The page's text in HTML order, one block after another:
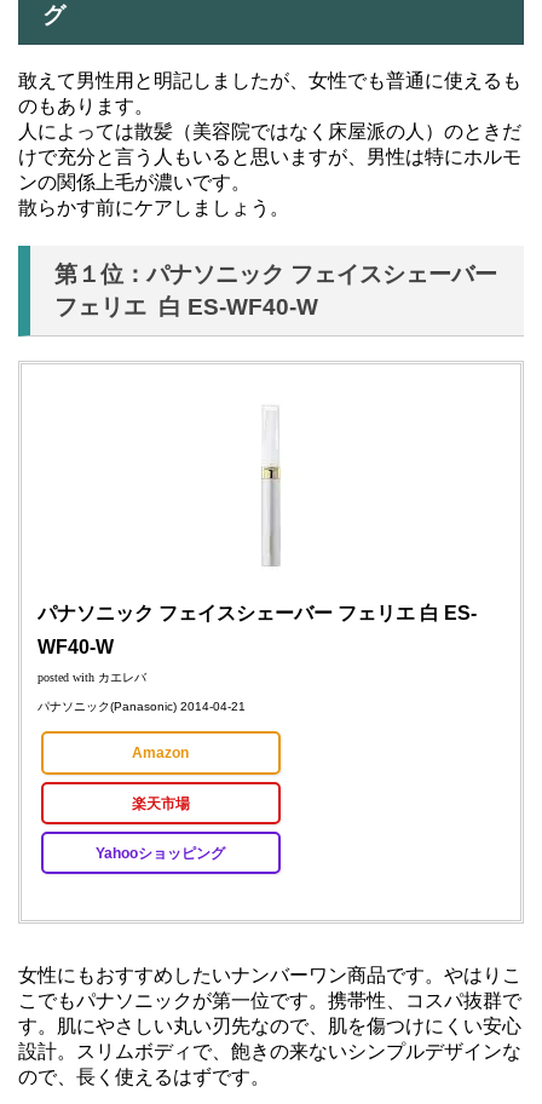
グ
敢えて男性用と明記しましたが、女性でも普通に使えるも
のもあります。
人によっては散髪（美容院ではなく床屋派の人）のときだ
けで充分と言う人もいると思いますが、男性は特にホルモ
ンの関係上毛が濃いです。
散らかす前にケアしましょう。
第１位：パナソニック フェイスシェーバー
フェリエ 白 ES-WF40-W
パナソニック フェイスシェーバー フェリエ 白 ES-
WF40-W
posted with カエレバ
パナソニック(Panasonic) 2014-04-21
Amazon
楽天市場
Yahooショッピング
女性にもおすすめしたいナンバーワン商品です。やはりこ
こでもパナソニックが第一位です。携帯性、コスパ抜群で
す。肌にやさしい丸い刃先なので、肌を傷つけにくい安心
設計。スリムボディで、飽きの来ないシンプルデザインな
ので、長く使えるはずです。